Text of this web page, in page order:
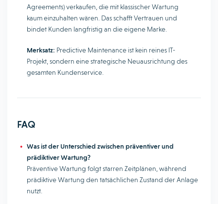
Agreements) verkaufen, die mit klassischer Wartung
kaum einzuhalten wären. Das schafft Vertrauen und
bindet Kunden langfristig an die eigene Marke.
Merksatz: Predictive Maintenance ist kein reines IT-
Projekt, sondern eine strategische Neuausrichtung des
gesamten Kundenservice.
FAQ
Was ist der Unterschied zwischen präventiver und
prädiktiver Wartung?
Präventive Wartung folgt starren Zeitplänen, während
prädiktive Wartung den tatsächlichen Zustand der Anlage
nutzt.